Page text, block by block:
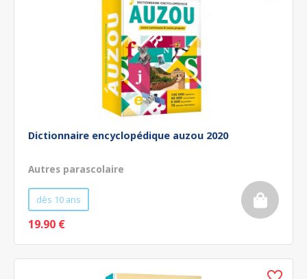
Dictionnaire encyclopédique auzou 2020
Autres parascolaire
dès 10 ans
19.90 €